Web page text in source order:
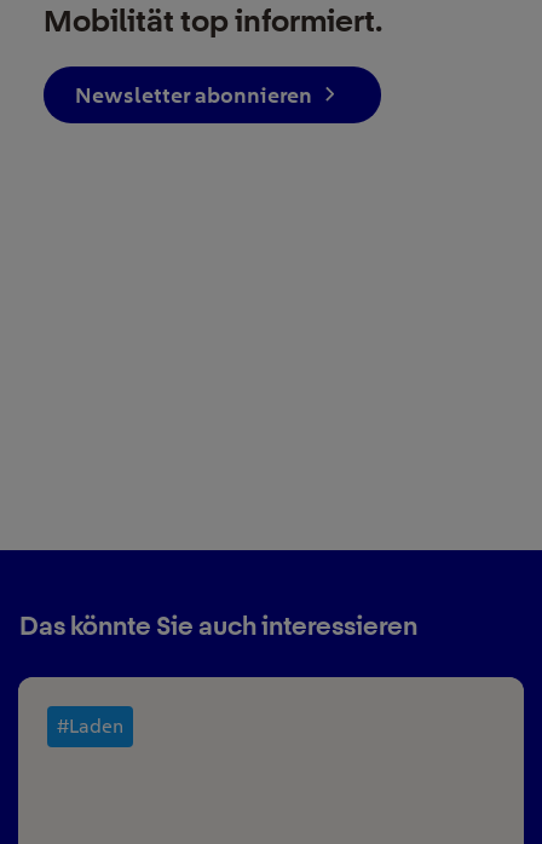
Mobilität top informiert.
Newsletter abonnieren
Das könnte Sie auch interessieren
#Laden